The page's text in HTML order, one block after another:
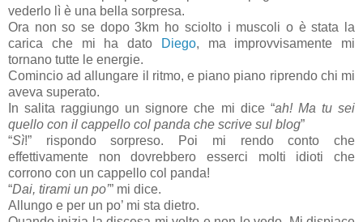
vederlo lì è una bella sorpresa.
Ora non so se dopo 3km ho sciolto i muscoli o è stata la
carica che mi ha dato
Diego, ma improvvisamente mi
tornano tutte le energie.
Comincio ad allungare il ritmo, e piano piano riprendo chi mi
aveva superato.
In salita raggiungo un signore che mi dice “ah! Ma tu sei
quello con il cappello col panda che scrive sul blog”
“Sì!” rispondo sorpreso. Poi mi rendo conto che
effettivamente non dovrebbero esserci molti idioti che
corrono con un cappello col panda!
“Dai, tirami un po’” mi dice.
Allungo e per un po’ mi sta dietro.